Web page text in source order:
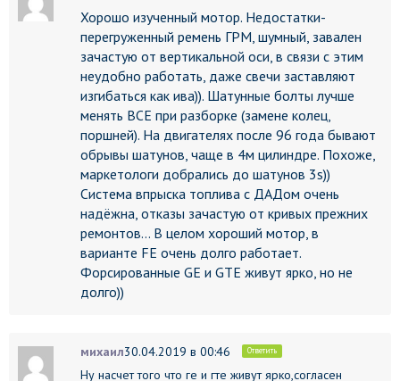
Хорошо изученный мотор. Недостатки-
перегруженный ремень ГРМ, шумный, завален
зачастую от вертикальной оси, в связи с этим
неудобно работать, даже свечи заставляют
изгибаться как ива)). Шатунные болты лучше
менять ВСЕ при разборке (замене колец,
поршней). На двигателях после 96 года бывают
обрывы шатунов, чаще в 4м цилиндре. Похоже,
маркетологи добрались до шатунов 3s))
Система впрыска топлива с ДАДом очень
надёжна, отказы зачастую от кривых прежних
ремонтов… В целом хороший мотор, в
варианте FE очень долго работает.
Форсированные GE и GTE живут ярко, но не
долго))
михаил30.04.2019 в 00:46 Ответить
Ну насчет того что ге и гте живут ярко,согласен